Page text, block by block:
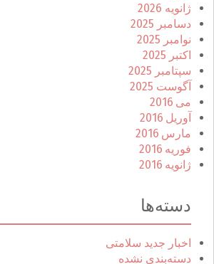
ژانویه 2026
دسامبر 2025
نوامبر 2025
اکتبر 2025
سپتامبر 2025
آگوست 2025
می 2016
آوریل 2016
مارس 2016
فوریه 2016
ژانویه 2016
دسته‌ها
اخبار جدید سلامتی
دسته‌بندی نشده